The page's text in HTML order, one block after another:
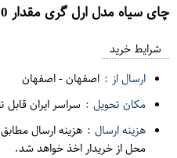
چای سیاه مدل ارل گری مقدار 350 گرم برند بی یو تی
شرایط خرید
ارسال از : اصفهان-اصفهان
مکان تحویل : سراسر ایران
هزینه ارسال : هزینه ارسال
محل از خریدار اخذ خواهد شد.